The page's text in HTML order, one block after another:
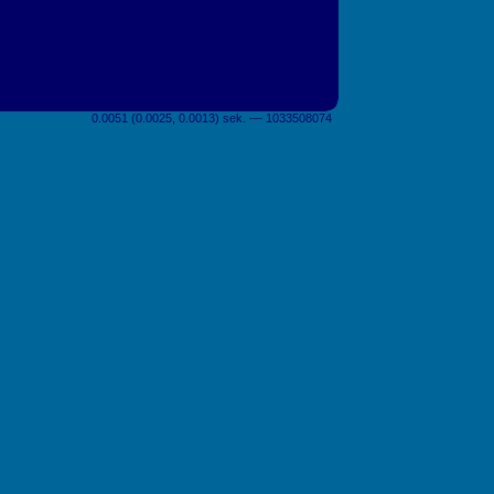
0.0051 (0.0025, 0.0013) sek. –– 1033508074